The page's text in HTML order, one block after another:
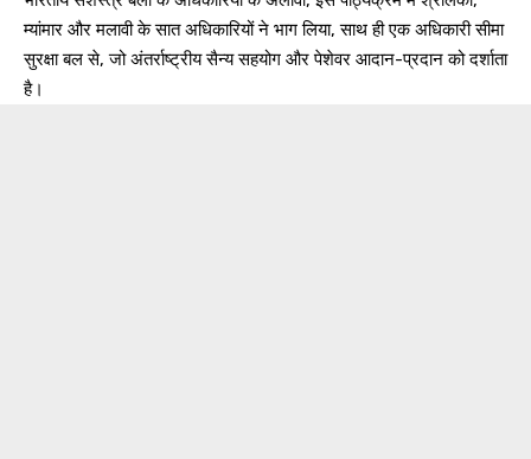
म्यांमार और मलावी के सात अधिकारियों ने भाग लिया, साथ ही एक अधिकारी सीमा
सुरक्षा बल से, जो अंतर्राष्ट्रीय सैन्य सहयोग और पेशेवर आदान-प्रदान को दर्शाता
है।